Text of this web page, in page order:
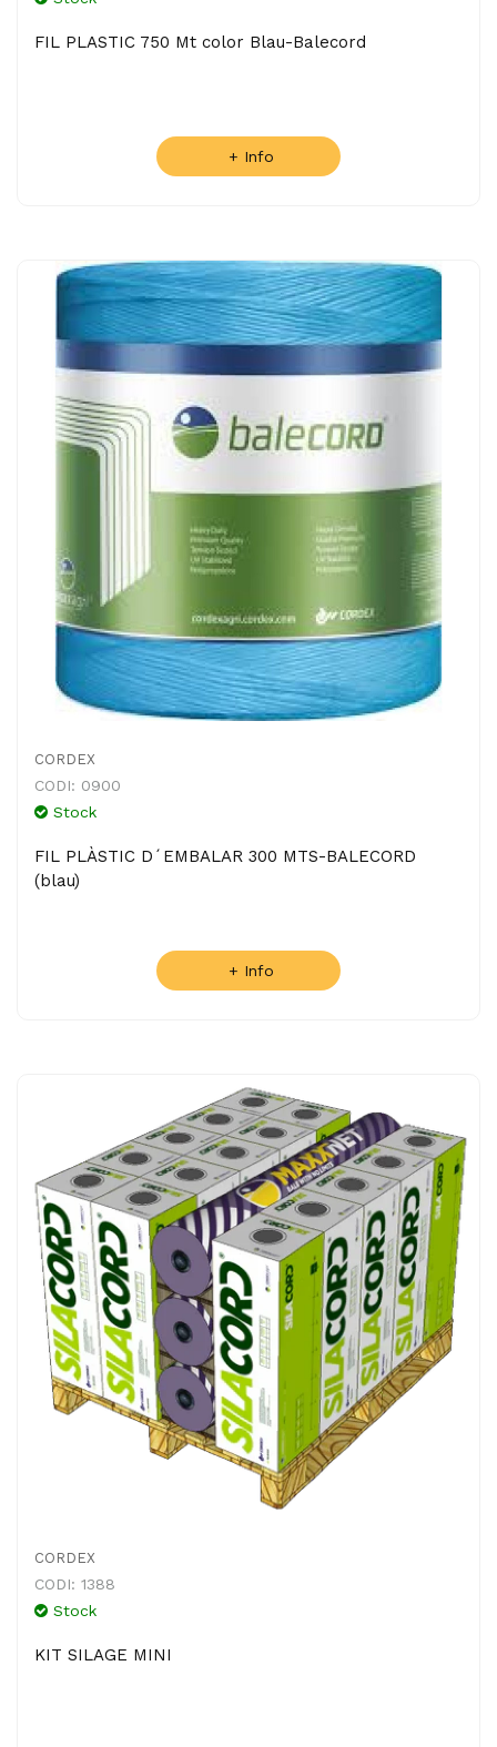
FIL PLASTIC 750 Mt color Blau-Balecord
+ Info
CORDEX
CODI: 0900
Stock
FIL PLÀSTIC D´EMBALAR 300 MTS-BALECORD
(blau)
+ Info
CORDEX
CODI: 1388
Stock
KIT SILAGE MINI